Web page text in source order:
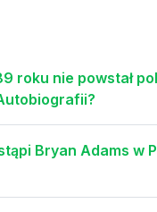
roku nie powstał
Bryan Adams w